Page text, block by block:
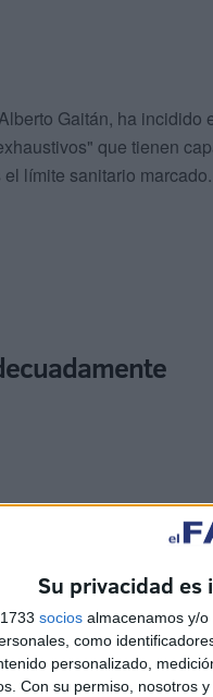
Su privacidad
socios almacenamos y/
como
personalizado,
Con su permiso, nosotros
Gaitán, ha incidido
que tienen
límite sanitario marcado.
martes, uno junto a
y uno más en la